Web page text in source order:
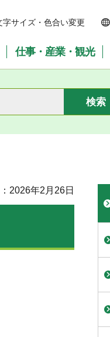
字サイズ・色合い変更
仕事・産業・観光
2026年2月26日